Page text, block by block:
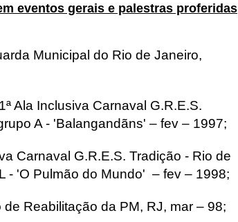
eventos gerais e palestras proferidas
Municipal do Rio de Janeiro,
Ala Inclusiva Carnaval G.R.E.S.
A - 'Balangandãns' – fev – 1997;
Carnaval G.R.E.S. Tradição - Rio de
- 'O Pulmão do Mundo' – fev – 1998;
de Reabilitação da PM, RJ, mar – 98;